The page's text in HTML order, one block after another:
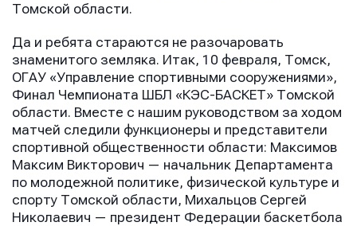
Томской области.
Да и ребята стараются не разочаровать
знаменитого земляка. Итак, 10 февраля, Томск,
ОГАУ «Управление спортивными сооружениями»,
Финал Чемпионата ШБЛ «КЭС-БАСКЕТ» Томской
области. Вместе с нашим руководством за ходом
матчей следили функционеры и представители
спортивной общественности области: Максимов
Максим Викторович — начальник Департамента
по молодежной политике, физической культуре и
спорту Томской области, Михальцов Сергей
Николаевич — президент Федерации баскетбола